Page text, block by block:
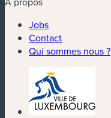
Jobs
Contact
Qui sommes nous ?